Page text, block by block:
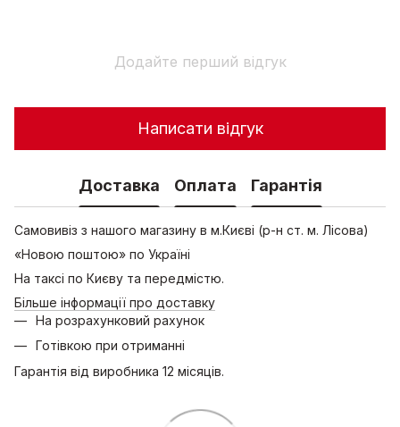
Додайте перший відгук
Написати відгук
Доставка Оплата Гарантія
Самовивіз з нашого магазину в м.Києві (р-н ст. м. Лісова)
«Новою поштою» по Україні
На таксі по Києву та передмістю.
Більше інформації про доставку
На розрахунковий рахунок
Готівкою при отриманні
Гарантія від виробника 12 місяців.